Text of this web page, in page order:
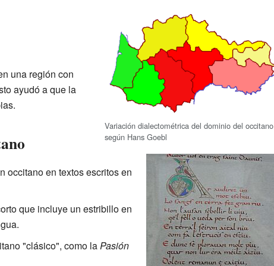
Variación dialectométrica del dominio del occitano
según Hans Goebl
una región con
ayudó a que la
occitano en textos escritos en
que incluye un estribillo en
"clásico", como laPasión